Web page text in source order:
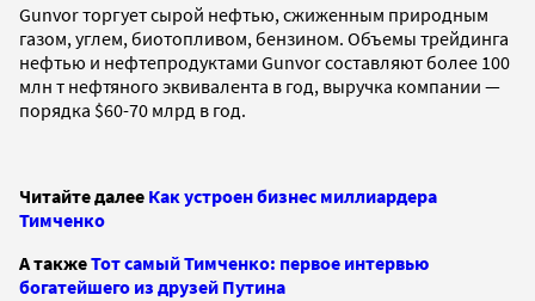
Gunvor торгует сырой нефтью, сжиженным природным
газом, углем, биотопливом, бензином. Объемы трейдинга
нефтью и нефтепродуктами Gunvor составляют более 100
млн т нефтяного эквивалента в год, выручка компании —
порядка $60-70 млрд в год.
Читайте далее Как устроен бизнес миллиардера
Тимченко
А такжеТот самый Тимченко: первое интервью
богатейшего из друзей Путина